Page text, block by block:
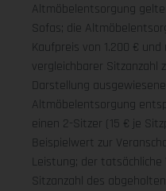
Altmöbelentsorgung
Sofas; die
Kaufpreis von 1.200 €
vergleichbarer Sitzanzahl
Darstellung
Altmöbelentsorgung
einen 2-Sitzer (15 € je
Beispielwert zur
Leistung; der
Sitzanzahl des